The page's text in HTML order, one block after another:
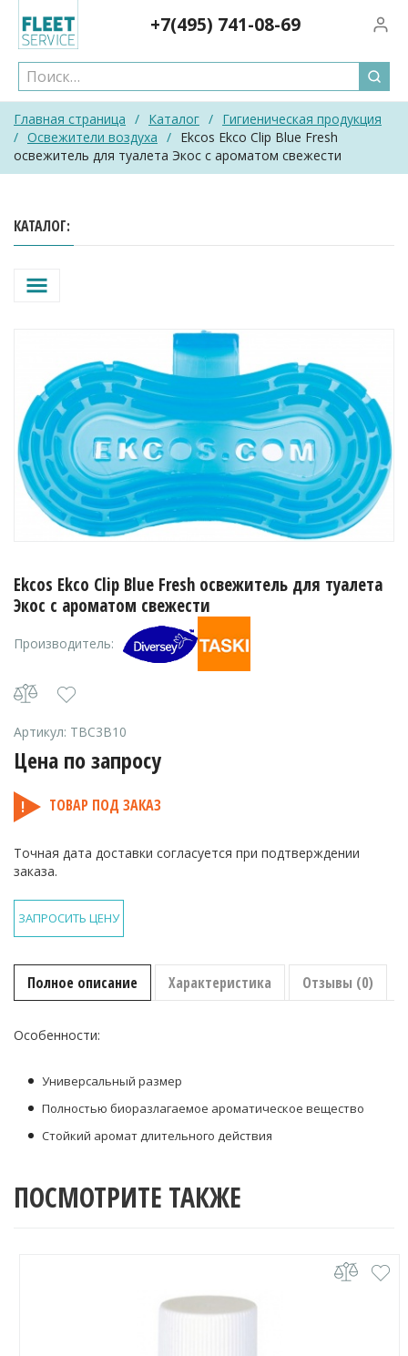
content
+7(495) 741-08-69
Главная страница / Каталог / Гигиеническая продукция
/ Освежители воздуха / Ekcos Ekco Clip Blue Fresh
освежитель для туалета Экос с ароматом свежести
Ekcos Ekco Clip Blue Fresh освежитель для туалета
Экос с ароматом свежести
Производитель:
Артикул: TBC3B10
Цена по запросу
ТОВАР ПОД ЗАКАЗ
Точная дата доставки согласуется при подтверждении
заказа.
ЗАПРОСИТЬ ЦЕНУ
Полное описание Характеристика Отзывы (0)
Особенности:
Универсальный размер
Полностью биоразлагаемое ароматическое вещество
Стойкий аромат длительного действия
ПОСМОТРИТЕ ТАКЖЕ
КАТАЛОГ